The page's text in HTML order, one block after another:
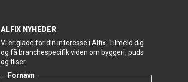
ALFIX NYHEDER
Vi er glade for din interesse i Alfix. Tilmeld dig
og få branchespecifik viden om byggeri, puds
og fliser.
Fornavn